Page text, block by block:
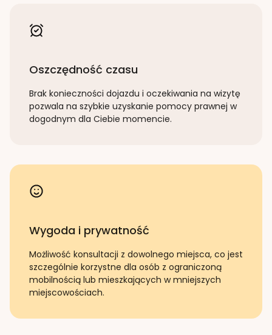
Oszczędność czasu
Brak konieczności dojazdu i oczekiwania na wizytę
pozwala na szybkie uzyskanie pomocy prawnej w
dogodnym dla Ciebie momencie.
Wygoda i prywatność
Możliwość konsultacji z dowolnego miejsca, co jest
szczególnie korzystne dla osób z ograniczoną
mobilnością lub mieszkających w mniejszych
miejscowościach.